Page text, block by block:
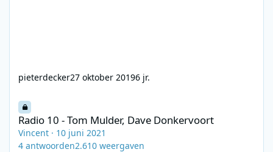
pieterdecker27 oktober 20196 jr.
Radio 10 - Tom Mulder, Dave Donkervoort
Vincent · 10 juni 2021
4 antwoorden2.610 weergaven